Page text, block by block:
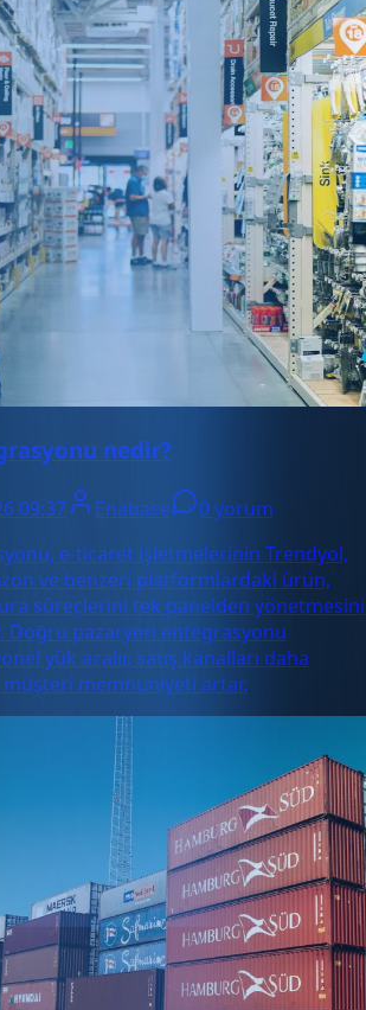
nedir?
09:37 Enabase
0 yorum
e-ticaret işletmelerinin Trendyol,
ve benzeri platformlardaki ürün,
süreçlerini tek panelden yönetmesini
Doğru pazaryeri entegrasyonu
yük azalır, satış kanalları daha
memnuniyeti artar.